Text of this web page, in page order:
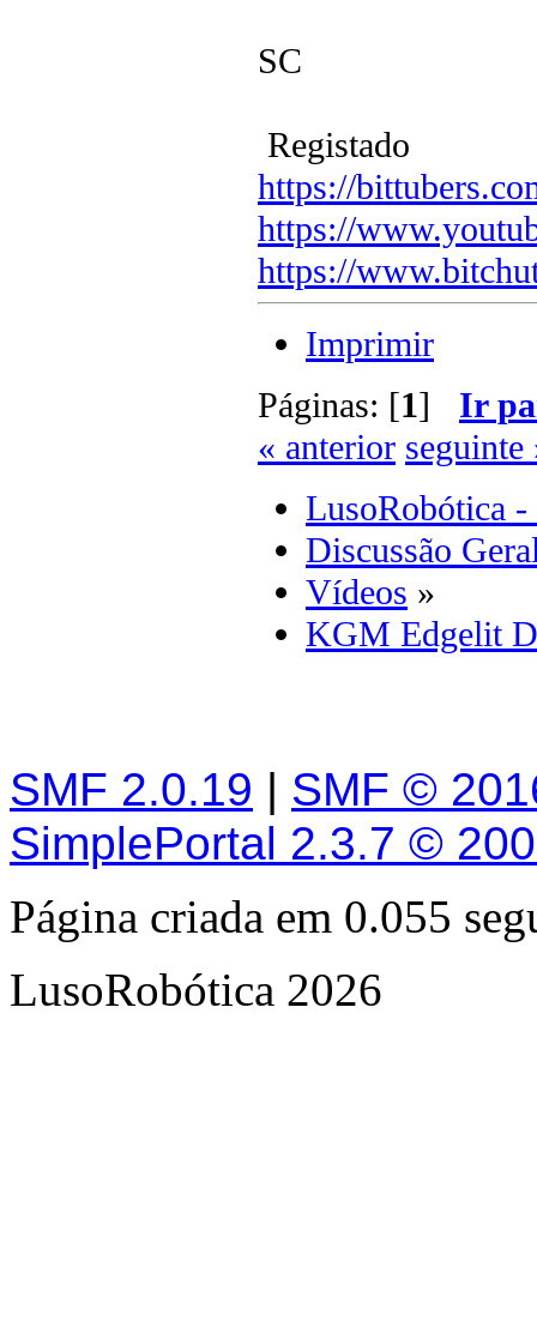
SC
Registado
https://
https://
https://
Imprimir
Páginas: [1] Ir
« anterior seguinte
LusoRobótica -
Discussão
Vídeos »
KGM Edgelit
SMF 2.0.19 | SMF ©
SimplePortal 2.3.7 ©
Página criada em 0.055
LusoRobótica 2026